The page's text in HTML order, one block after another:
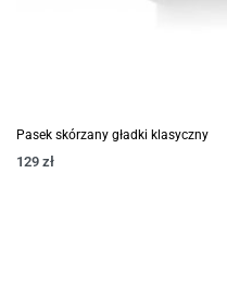
Pasek skórzany gładki klasyczny
129 zł